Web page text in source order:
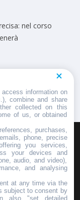
nel corso
STAMPA
access information on
combine and share
collected on this
of us, or obtained
purchases,
phone, precise
you services,
your devices and
audio, and video),
and analysing
at any time via the
subject to consent by
also "set detailed